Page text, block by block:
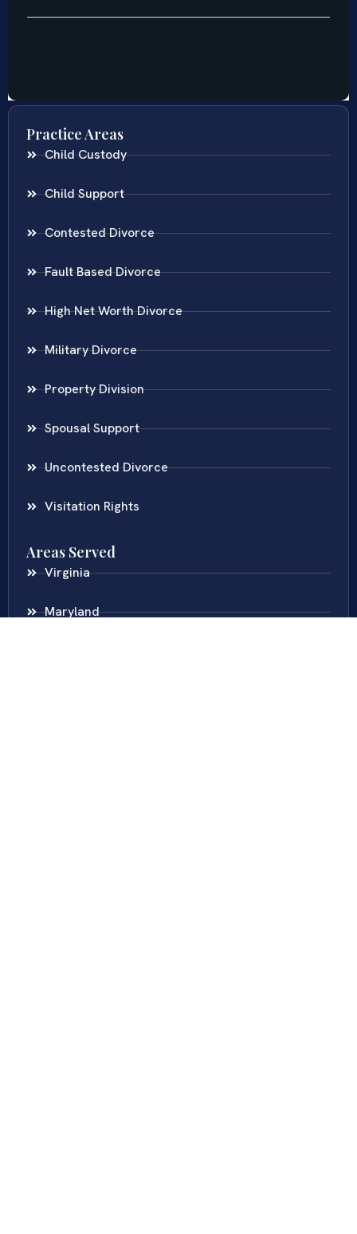
Practice Areas
Child Custody
Child Support
Contested Divorce
Fault Based Divorce
High Net Worth Divorce
Military Divorce
Property Division
Spousal Support
Uncontested Divorce
Visitation Rights
Areas Served
Virginia
Maryland